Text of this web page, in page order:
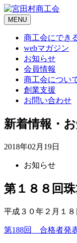
Skip
to
content
MENU
商工会にでき
webマガジン
お知らせ
会員情報
商工会につい
創業支援
お問い合わせ
新着情報・
2018年02月19日
お知らせ
第１８８回
平成３０年２月１
第188回 合格者発